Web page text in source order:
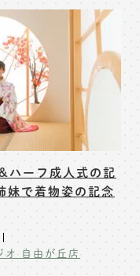
ハーフ成人式の記
妹で着物姿の記念
オ 自由が丘店